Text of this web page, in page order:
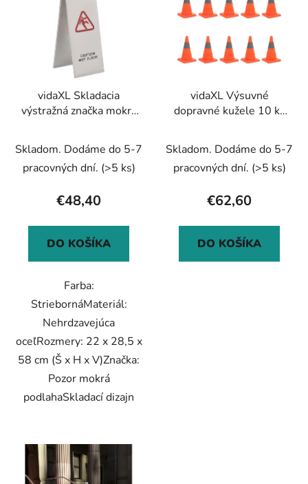
vidaXL Skladacia
výstražná značka mokrá
oceľ
Skladom. Dodáme do 5-7
pracovných dní. (>5 ks)
€48,40
DO KOŠÍKA
Farba:
StriebornáMateriál:
Nehrdzavejúca
oceľRozmery: 22 x 28,5 x
58 cm (Š x H x V)Značka:
Pozor mokrá
podlahaSkladací dizajn
vidaXL Výsuvné
dopravné kužele 10 ks
Skladom. Dodáme do 5-7
pracovných dní. (>5 ks)
€62,60
DO KOŠÍKA